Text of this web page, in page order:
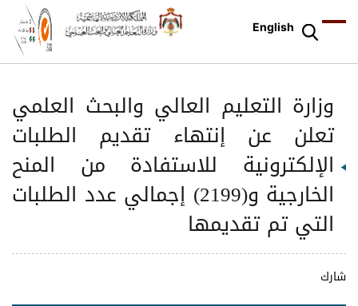
English
وزارة التعليم العالي والبحث العلمي
تعلن عن إنتهاء تقديم الطلبات
الإلكترونية للاستفادة من المنح
الخارجية و(2199) إجمالي عدد الطلبات
التي تم تقديمها
شارك